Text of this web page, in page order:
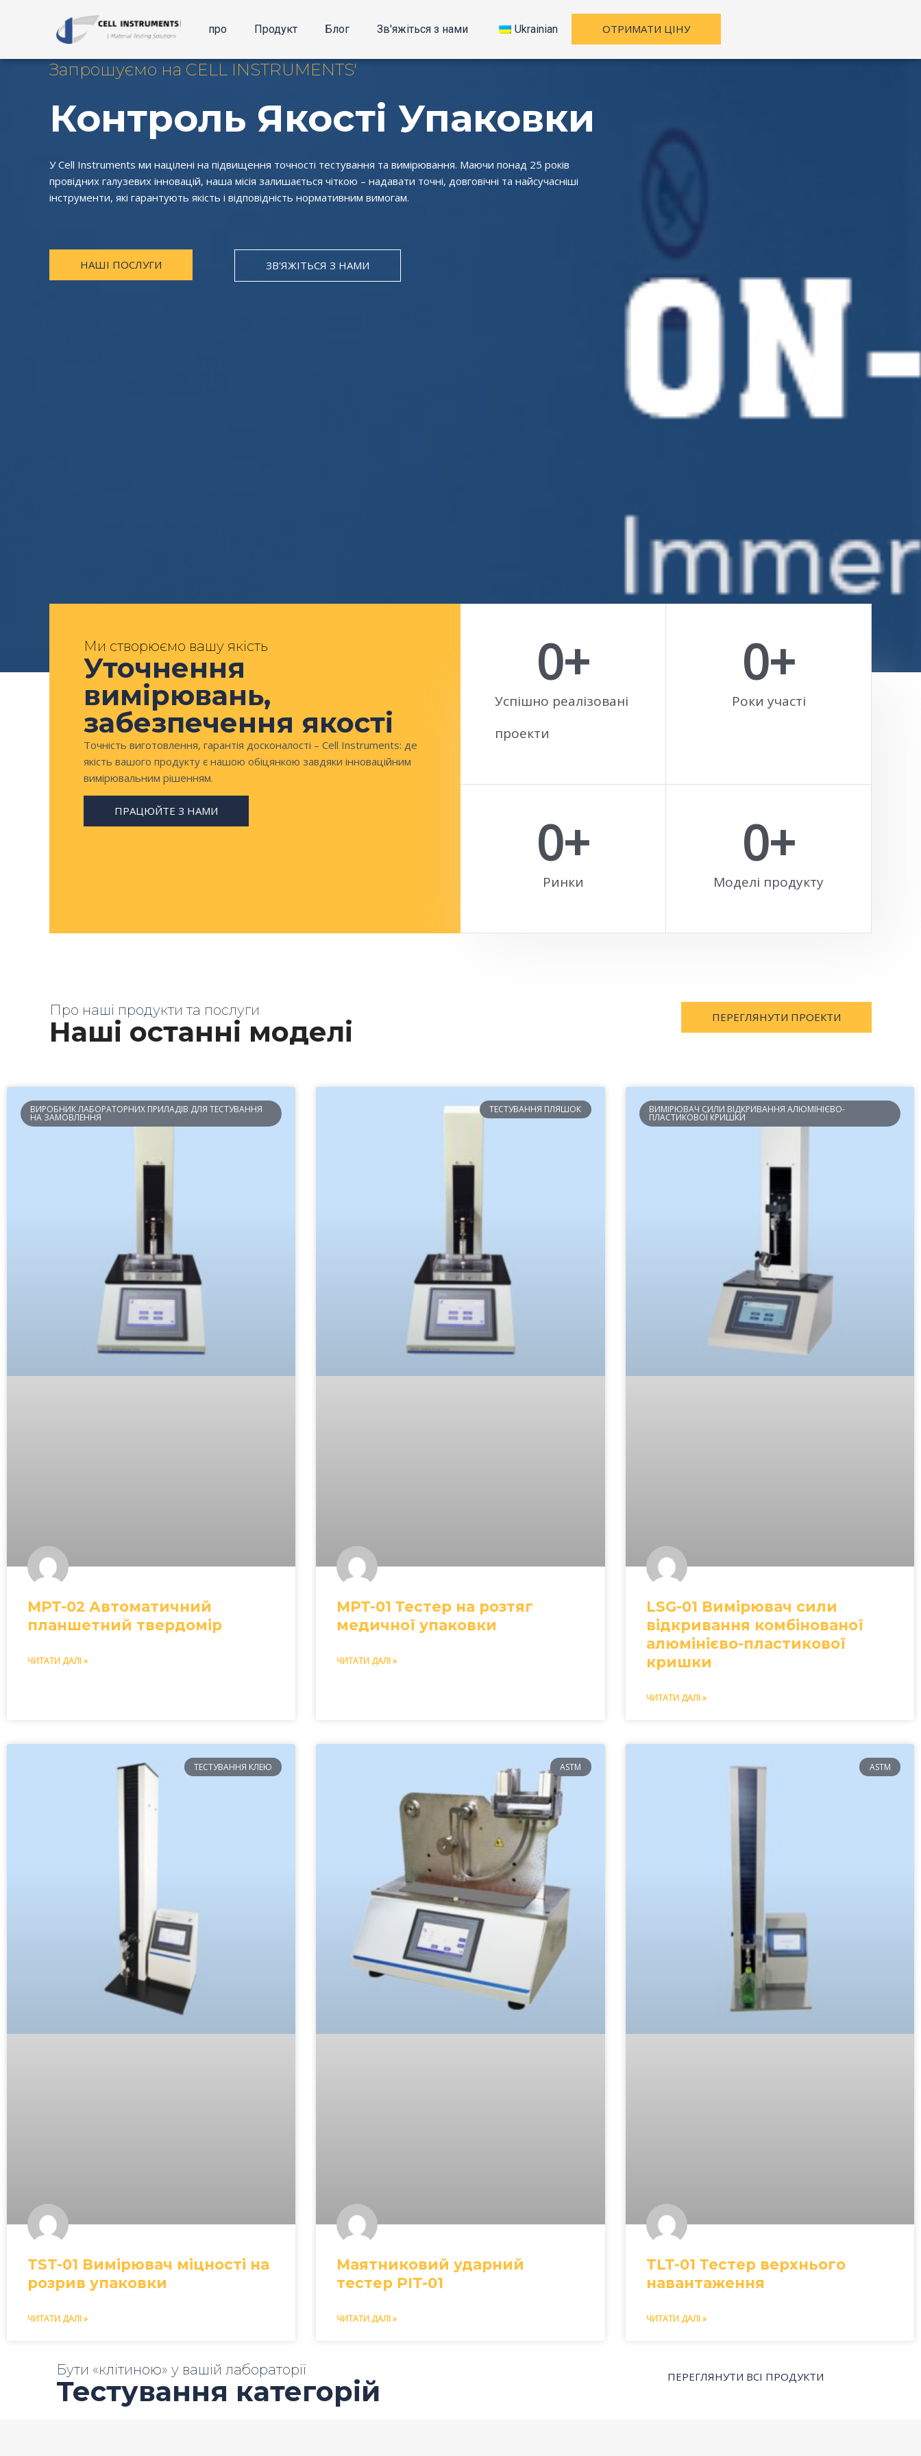
про Продукт Блог Зв'яжіться з нами Ukrainian ОТРИМАТИ ЦІНУ
Запрошуємо на CELL INSTRUMENTS'
Контроль Якості Упаковки
У Cell Instruments ми націлені на підвищення точності тестування та вимірювання. Маючи понад 25 років
провідних галузевих інновацій, наша місія залишається чіткою – надавати точні, довговічні та найсучасніші
інструменти, які гарантують якість і відповідність нормативним вимогам.
НАШІ ПОСЛУГИ ЗВ'ЯЖІТЬСЯ З НАМИ
Ми створюємо вашу якість
Уточнення
вимірювань,
забезпечення якості
Точність виготовлення, гарантія досконалості – Cell Instruments: де
якість вашого продукту є нашою обіцянкою завдяки інноваційним
вимірювальним рішенням.
ПРАЦЮЙТЕ З НАМИ
Успішно реалізовані
проекти
0+
Роки участі
0+
Ринки
0+
Моделі продукту
0+
Про наші продукти та послуги
Наші останні моделі ПЕРЕГЛЯНУТИ ПРОЕКТИ
ВИРОБНИК ЛАБОРАТОРНИХ ПРИЛАДІВ ДЛЯ ТЕСТУВАННЯ
НА ЗАМОВЛЕННЯ
MPT-02 Автоматичний
планшетний твердомір
ЧИТАТИ ДАЛІ »
ТЕСТУВАННЯ ПЛЯШОК
MPT-01 Тестер на розтяг
медичної упаковки
ЧИТАТИ ДАЛІ »
ВИМІРЮВАЧ СИЛИ ВІДКРИВАННЯ АЛЮМІНІЄВО-
ПЛАСТИКОВОЇ КРИШКИ
LSG-01 Вимірювач сили
відкривання комбінованої
алюмінієво-пластикової
кришки
ЧИТАТИ ДАЛІ »
ТЕСТУВАННЯ КЛЕЮ
TST-01 Вимірювач міцності на
розрив упаковки
ЧИТАТИ ДАЛІ »
ASTM
Маятниковий ударний
тестер PIT-01
ЧИТАТИ ДАЛІ »
ASTM
TLT-01 Тестер верхнього
навантаження
ЧИТАТИ ДАЛІ »
Бути «клітиною» у вашій лабораторії
Тестування категорій ПЕРЕГЛЯНУТИ ВСІ ПРОДУКТИ